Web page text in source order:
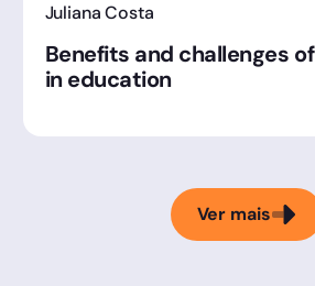
Juliana Costa
Benefits and challenges
in education
Ver mais